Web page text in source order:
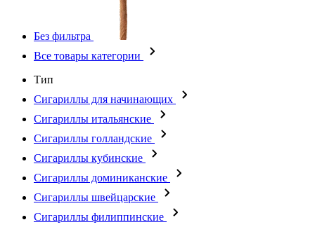
Без фильтра
Все товары категории
Тип
Сигариллы для начинающих
Сигариллы итальянские
Сигариллы голландские
Сигариллы кубинские
Сигариллы доминиканские
Сигариллы швейцарские
Сигариллы филиппинские